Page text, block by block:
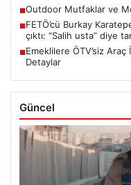
■Outdoor Mutfaklar ve
■FETÖ’cü Burkay
çıktı: “Salih usta” diye
■Emeklilere ÖTV’siz
Detaylar
Güncel